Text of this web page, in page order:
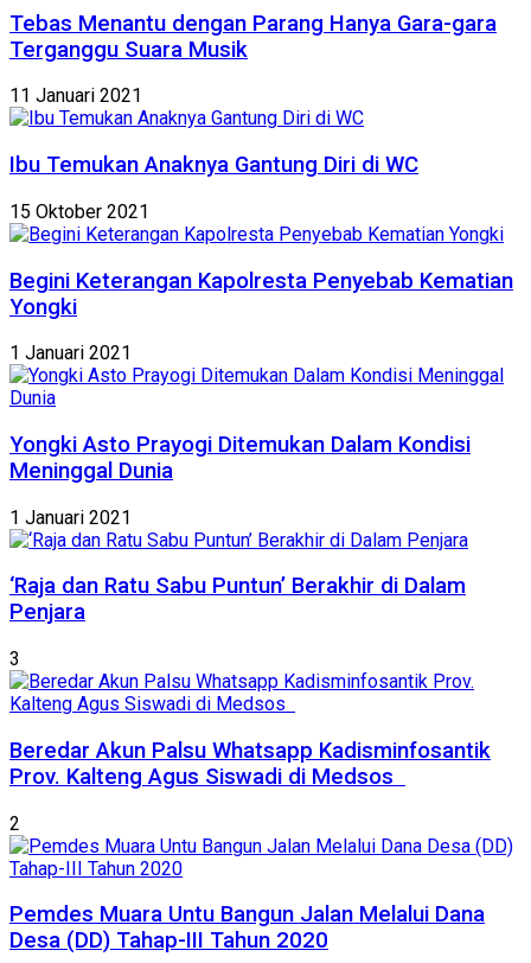
Tebas Menantu dengan Parang Hanya Gara-gara
Terganggu Suara Musik
11 Januari 2021
Ibu Temukan Anaknya Gantung Diri di WC
15 Oktober 2021
Begini Keterangan Kapolresta Penyebab Kematian
Yongki
1 Januari 2021
Yongki Asto Prayogi Ditemukan Dalam Kondisi
Meninggal Dunia
1 Januari 2021
‘Raja dan Ratu Sabu Puntun’ Berakhir di Dalam
Penjara
3
Beredar Akun Palsu Whatsapp Kadisminfosantik
Prov. Kalteng Agus Siswadi di Medsos
2
Pemdes Muara Untu Bangun Jalan Melalui Dana
Desa (DD) Tahap-III Tahun 2020